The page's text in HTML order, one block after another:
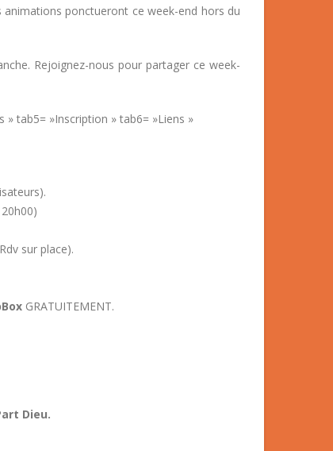
animations ponctueront ce week-end hors du
Rejoignez-nous pour partager ce week-
tab5= »Inscription » tab6= »Liens »
sur place).
GRATUITEMENT.
Dieu.